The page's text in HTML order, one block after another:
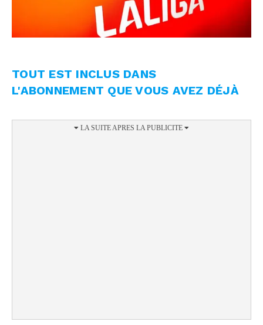
TOUT EST INCLUS DANS
L'ABONNEMENT QUE VOUS AVEZ DÉJÀ